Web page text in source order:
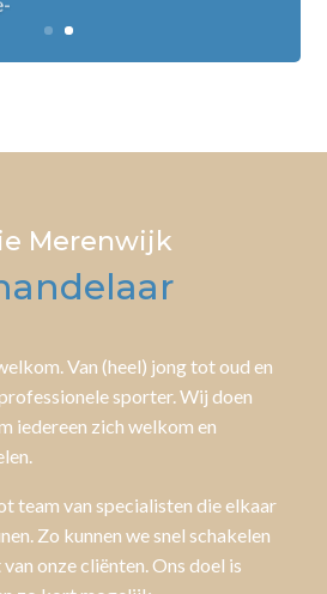
Merenwijk
Van (heel) jong tot oud en
sporter. Wij doen
iedereen zich welkom en
team van specialisten die elkaar
Zo kunnen we snel schakelen
onze cliënten. Ons doel is